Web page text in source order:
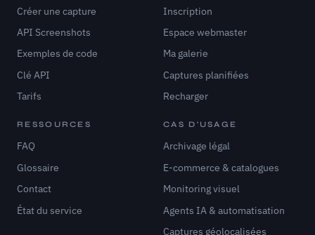
Créer une capture
API Screenshots
Exemples de code
Clé API
Tarifs
Inscription
Espace webmaster
Ma galerie
Captures planifiées
Recharger
RESSOURCES
FAQ
Glossaire
Contact
État du service
CAS D'USAGE
Archivage légal
E-commerce & catalogues
Monitoring visuel
Agents IA & automatisation
Captures géolocalisées